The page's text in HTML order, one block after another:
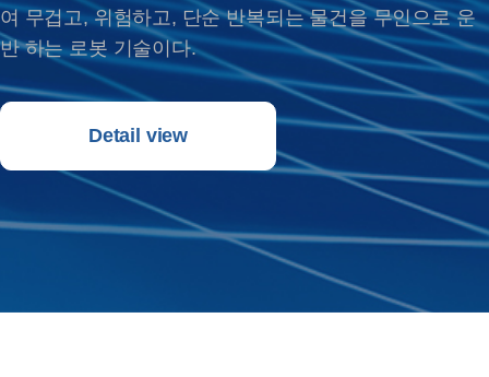
여 무겁고, 위험하고, 단순 반복되는 물건을 무인으로 운
반 하는 로봇 기술이다.
Detail view